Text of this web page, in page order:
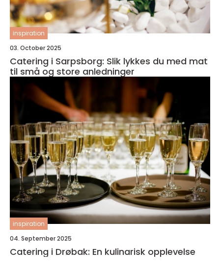
inspiration
03. October 2025
Catering i Sarpsborg: Slik lykkes du med mat
til små og store anledninger
inspiration
04. September 2025
Catering i Drøbak: En kulinarisk opplevelse